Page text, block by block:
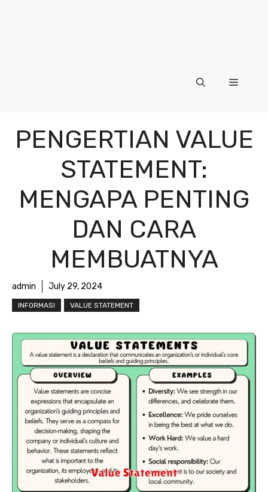
Menu
PENGERTIAN VALUE
STATEMENT:
MENGAPA PENTING
DAN CARA
MEMBUATNYA
admin July 29, 2024
INFORMASI VALUE STATEMENT